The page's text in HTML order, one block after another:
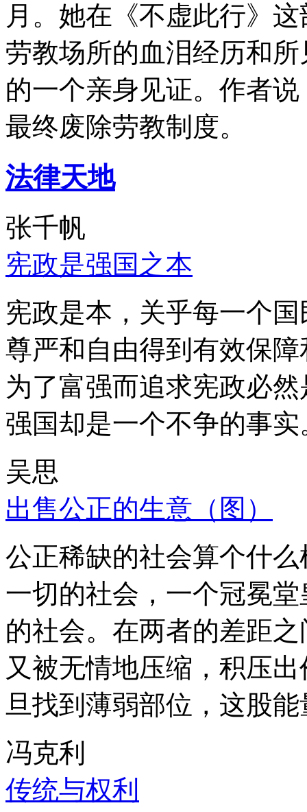
月。她在《不虚此行》
劳教场所的血泪经历和
的一个亲身见证。作者
最终废除劳教制度。
法律天地
张千帆
宪政是强国之本
宪政是本，关乎每一个
尊严和自由得到有效保
为了富强而追求宪政必
强国却是一个不争的事实
吴思
出售公正的生意（图）
公正稀缺的社会算个什
一切的社会，一个冠冕
的社会。在两者的差距
又被无情地压缩，积压
旦找到薄弱部位，这股
冯克利
传统与权利